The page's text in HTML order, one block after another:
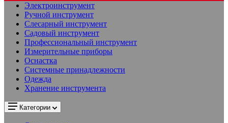
Электроинструмент
Ручной инструмент
Слесарный инструмент
Садовый инструмент
Профессиональный инструмент
Измерительные приборы
Оснастка
Системные принадлежности
Одежда
Хранение инструмента
Категории